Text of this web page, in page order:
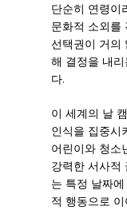
단순히 연령이
문화적 소외를
선택권이 거의
해 결정을 내
다.
이 세계의 날
인식을 집중시
어린이와 청소
강력한 서사적
는 특정 날짜
적 행동으로